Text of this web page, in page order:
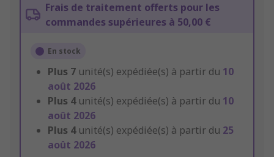
Frais de traitement offerts pour les
commandes supérieures à 50,00 €
En stock
Plus 7 unité(s) expédiée(s) à partir du 10
août 2026
Plus 4 unité(s) expédiée(s) à partir du 10
août 2026
Plus 4 unité(s) expédiée(s) à partir du 25
août 2026